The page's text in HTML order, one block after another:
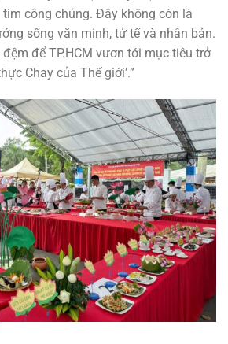
công chúng. Đây không còn là
sống văn minh, tử tế và nhân bản.
để TP.HCM vươn tới mục tiêu trở
Chay của Thế giới’.”